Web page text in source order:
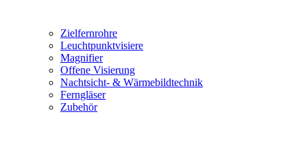
Zielfernrohre
Leuchtpunktvisiere
Magnifier
Offene Visierung
Nachtsicht- & Wärmebildtechnik
Ferngläser
Zubehör